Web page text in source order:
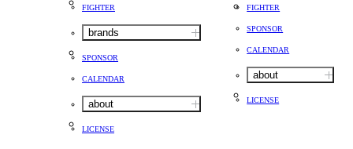
FIGHTER
brands
SPONSOR
CALENDAR
about
LICENSE
FIGHTER
SPONSOR
CALENDAR
about
LICENSE